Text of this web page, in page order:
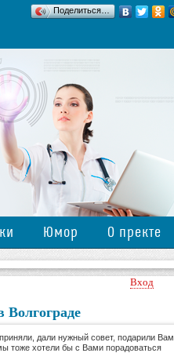
Поделиться…
Юмор О пректе
Вход
Волгограде
дали нужный совет, подарили Вам
тоже хотели бы с Вами порадоваться